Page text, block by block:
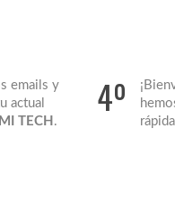
emails y
actual
TECH .
4º